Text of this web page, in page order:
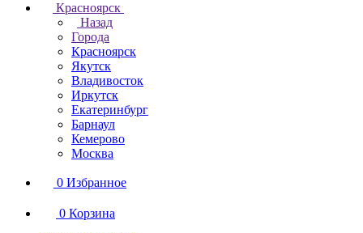
Красноярск
Назад
Города
Красноярск
Якутск
Владивосток
Иркутск
Екатеринбург
Барнаул
Кемерово
Москва
0 Избранное
0 Корзина